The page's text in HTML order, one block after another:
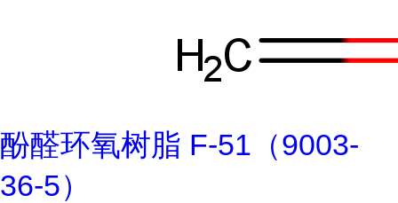
酚醛环氧树脂 F-51（9003-
36-5）